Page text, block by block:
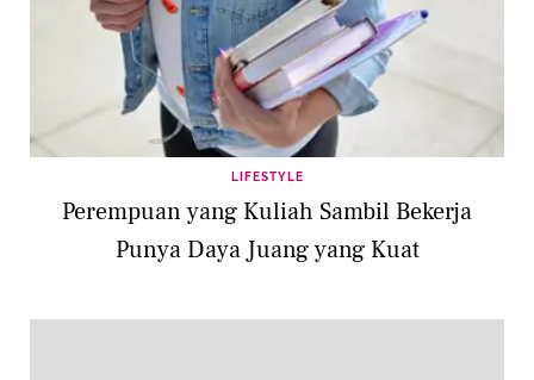
LIFESTYLE
Perempuan yang Kuliah Sambil Bekerja
Punya Daya Juang yang Kuat